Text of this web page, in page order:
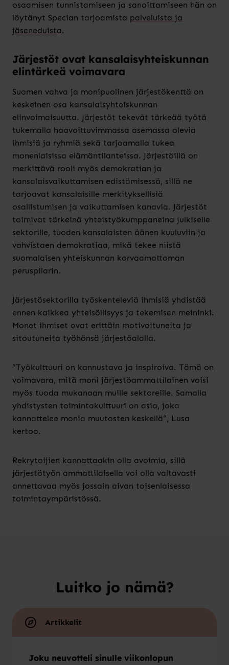
osaamisen tunnistamiseen ja sanoittamiseen hän on
löytänyt Specian tarjoamista palveluista ja
jäseneduista.
Järjestöt ovat kansalaisyhteiskunnan
elintärkeä voimavara
Suomen vahva ja monipuolinen järjestökenttä on
keskeinen osa kansalaisyhteiskunnan
elinvoimaisuutta. Järjestöt tekevät tärkeää työtä
tukemalla haavoittuvimmassa asemassa olevia
ihmisiä ja ryhmiä sekä tarjoamalla tukea
monenlaisissa elämäntilanteissa. Järjestöillä on
merkittävä rooli myös demokratian ja
kansalaisvaikuttamisen edistämisessä, sillä ne
tarjoavat kansalaisille merkityksellisiä
osallistumisen ja vaikuttamisen kanavia. Järjestöt
toimivat tärkeinä yhteistyökumppaneina julkiselle
sektorille, tuoden kansalaisten äänen kuuluviin ja
vahvistaen demokratiaa, mikä tekee niistä
suomalaisen yhteiskunnan korvaamattoman
peruspilarin.
Järjestösektorilla työskenteleviä ihmisiä yhdistää
ennen kaikkea yhteisöllisyys ja tekemisen meininki.
Monet ihmiset ovat erittäin motivoituneita ja
sitoutuneita työhönsä järjestöalalla.
”Työkulttuuri on kannustava ja inspiroiva. Tämä on
voimavara, mitä moni järjestöammattilainen voisi
myös tuoda mukanaan muille sektoreille. Samalla
yhdistysten toimintakulttuuri on asia, joka
kannattelee monia muutosten keskellä”, Lusa
kertoo.
Rekrytoijien kannattaakin olla avoimia, sillä
järjestötyön ammattilaisella voi olla valtavasti
annettavaa myös jossain aivan toisenlaisessa
toimintaympäristössä.
Luitko jo nämä?
Artikkelit
Joku neuvotteli sinulle viikonlopun